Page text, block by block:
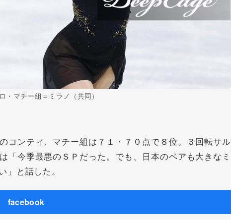
マチー組＝ミラノ（共同）
ンティ、マチー組は７１・７０点で８位。３回転サル
「今季最悪のＳＰだった。でも、日本のペアも大きなミ
と話した。
facebook